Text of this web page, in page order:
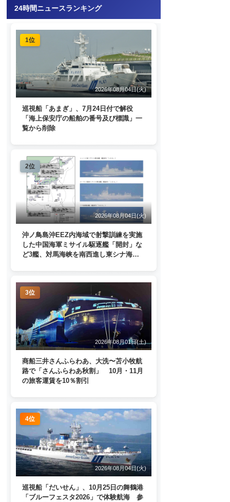
24時間ニュースランキング
1位
2026年08月04日(火)
巡視船「あまぎ」、7月24日付で解役
「海上保安庁の船舶の番号及び標識」一
覧から削除
2位
2026年08月04日(火)
沖ノ鳥島沖EEZ内海域で射撃訓練を実施
した中国海軍ミサイル駆逐艦「開封」な
ど3艦、対馬海峡を南西進し東シナ海
3位
2026年08月01日(土)
商船三井さんふらわあ、大洗〜苫小牧航
路で「さんふらわあ秋割」 10月・11月
の旅客運賃を10％割引
4位
2026年08月04日(火)
巡視船「だいせん」、10月25日の舞鶴港
「ブルーフェスタ2026」で体験航海 参